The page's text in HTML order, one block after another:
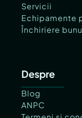
Servicii
Echipamente
Închiriere
Despre
Blog
ANPC